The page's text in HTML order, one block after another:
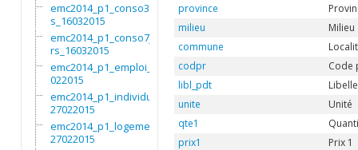
emc2014_p1_conso3moi
s_16032015
emc2014_p1_conso7jou
rs_16032015
emc2014_p1_emploi_27
022015
emc2014_p1_individu_
27022015
emc2014_p1_logement_
27022015
province
milieu
commune
codpr
Code
libl_pdt
unite
Unité
qte1
prix1
Prix 1